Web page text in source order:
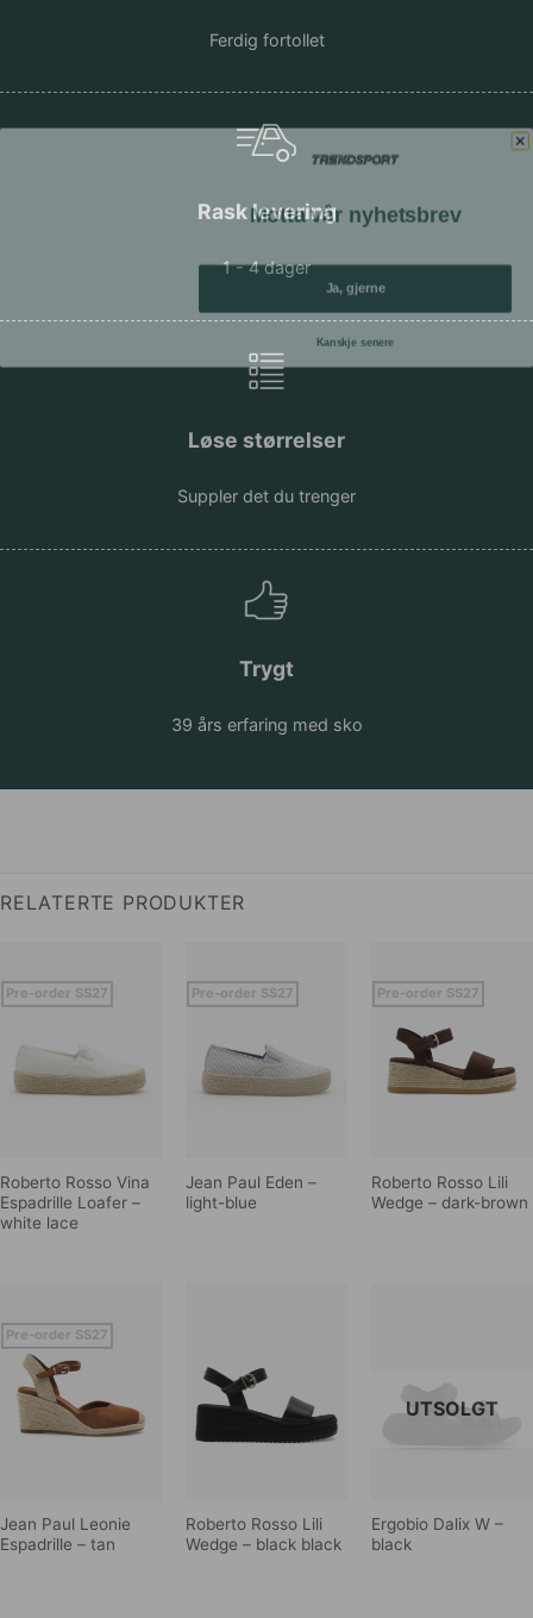
Ferdig fortollet
Rask levering
1 - 4 dager
Løse størrelser
Suppler det du trenger
Trygt
39 års erfaring med sko
RELATERTE PRODUKTER
Pre-order SS27
Roberto Rosso Vina
Espadrille Loafer –
white lace
Pre-order SS27
Jean Paul Eden –
light-blue
Pre-order SS27
Roberto Rosso Lili
Wedge – dark-brown
Pre-order SS27
Jean Paul Leonie
Espadrille – tan
Roberto Rosso Lili
Wedge – black black
UTSOLGT
Ergobio Dalix W –
black
Motta vår nyhetsbrev
Ja, gjerne